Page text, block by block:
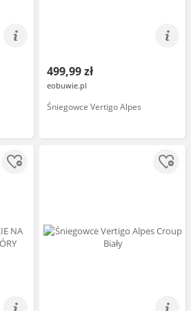
499,99 zł
eobuwie.pl
Śniegowce Vertigo Alpes